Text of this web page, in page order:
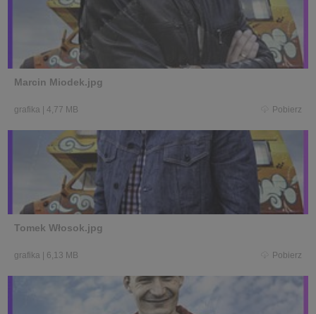
Marcin Miodek.jpg
grafika 4,77 MB Pobierz
Tomek Włosok.jpg
grafika 6,13 MB Pobierz